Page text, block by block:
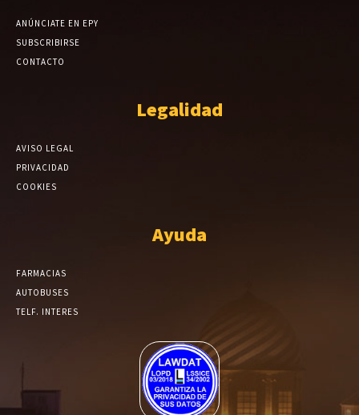
ANÚNCIATE EN EPY
SUBSCRIBIRSE
CONTACTO
Legalidad
AVISO LEGAL
PRIVACIDAD
COOKIES
Ayuda
FARMACIAS
AUTOBUSES
TELF. INTERES